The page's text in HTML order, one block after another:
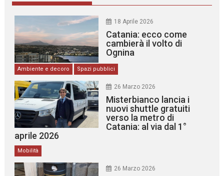
18 Aprile 2026
Catania: ecco come
cambierà il volto di
Ognina
Ambiente e decoro Spazi pubblici
26 Marzo 2026
Misterbianco lancia i
nuovi shuttle gratuiti
verso la metro di
Catania: al via dal 1°
aprile 2026
Mobilità
26 Marzo 2026